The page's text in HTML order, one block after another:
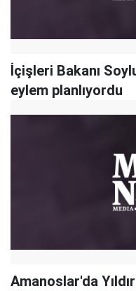
İçişleri Bakanı
eylem planlıyordu
Amanoslar'da